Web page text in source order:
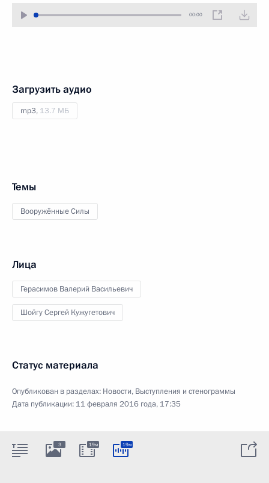
00:00
Загрузить аудио
mp3, 13.7 МБ
Темы
Вооружённые Силы
Лица
Герасимов Валерий Васильевич
Шойгу Сергей Кужугетович
Статус материала
Опубликован в разделах: Новости, Выступления и стенограммы
Дата публикации: 11 февраля 2016 года, 17:35
3 19м 19м